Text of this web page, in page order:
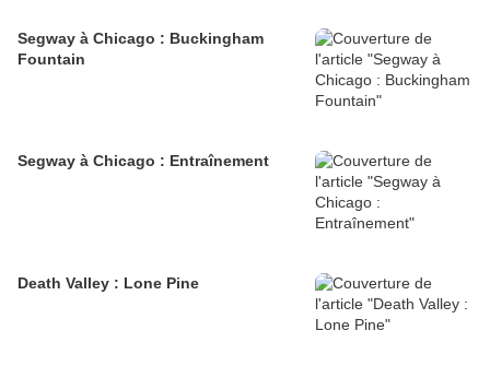
Segway à Chicago : Buckingham
Fountain
Segway à Chicago : Entraînement
Death Valley : Lone Pine